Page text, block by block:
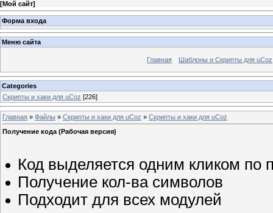
[Мой сайт]
Форма входа
Меню сайта
Главная Шаблоны и Скрипты для uCoz
Categories
Скрипты и хаки для uCoz [226]
Главная » Файлы » Скрипты и хаки для uCoz » Скрипты и хаки для uCoz
Получение кода (Рабочая версия)
Код выделяется одним кликом по
Получение кол-ва символов
Подходит для всех модулей